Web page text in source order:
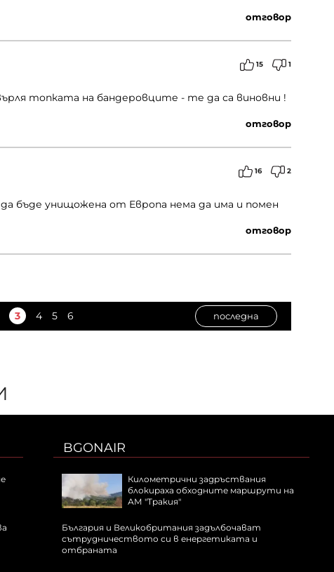
отговор
15 1
топката на бандеровците - те да са виновни !
отговор
16 2
бъде унищожена от Европа нема да има и помен
отговор
3 4 5 6 последна
BGONAIR
Километрични задръствания
блокираха обходните маршрути на
АМ "Тракия"
България и Великобритания задълбочават
сътрудничеството си в енергетиката и
отбраната